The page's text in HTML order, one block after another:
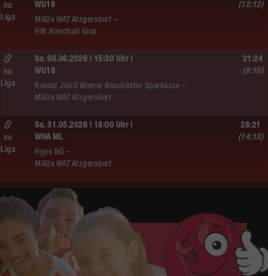
WU18
MADx WAT Atzgersdorf –
HIB Handball Graz
nu
Liga
(12:12)
So. 06.06.2026 | 15:30 Uhr |
WU18
Roomz JAGS Wiener Neustädter Sparkasse –
MADx WAT Atzgersdorf
nu
Liga
21:24
(9:10)
So. 31.05.2026 | 18:00 Uhr |
WHA ML
Hypo NÖ –
MADx WAT Atzgersdorf
nu
Liga
28:21
(14:13)